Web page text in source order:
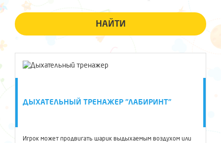
НАЙТИ
ДЫХАТЕЛЬНЫЙ ТРЕНАЖЕР "ЛАБИРИНТ"
Игрок может продвигать шарик выдыхаемым воздухом или